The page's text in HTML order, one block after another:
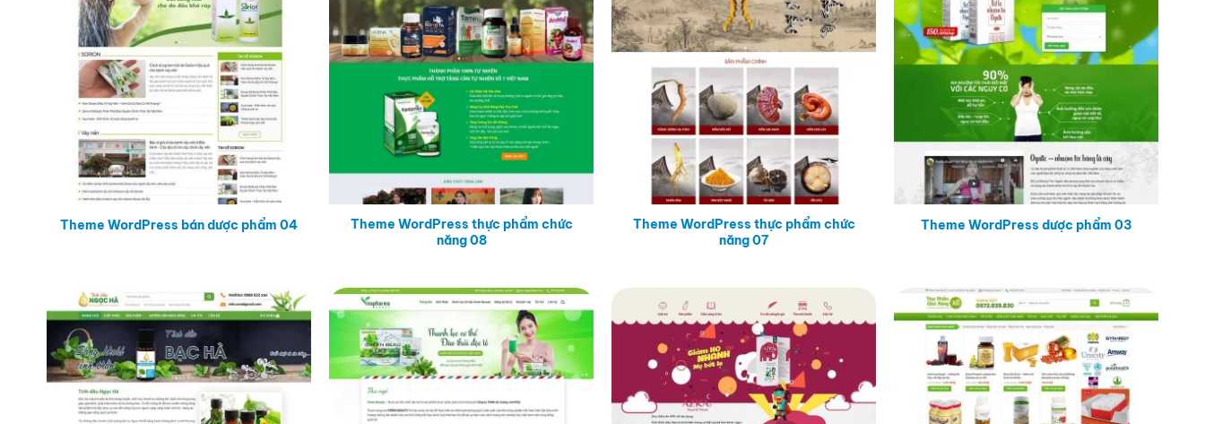
Theme WordPress bán dược phẩm 04
Theme WordPress thực phẩm chức
năng 08
Theme WordPress thực phẩm chức
năng 07
Theme WordPress dược phẩm 03